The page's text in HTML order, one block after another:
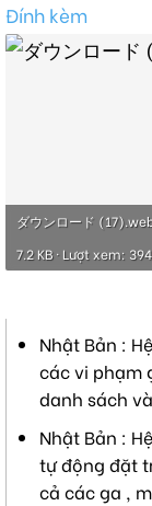
Đính kèm
ダウンロード
7.2 KB · Lượt xem: 394
Nhật Bản :
các vi phạm
danh sách
Nhật Bản :
tự động đặt
cả các ga ,